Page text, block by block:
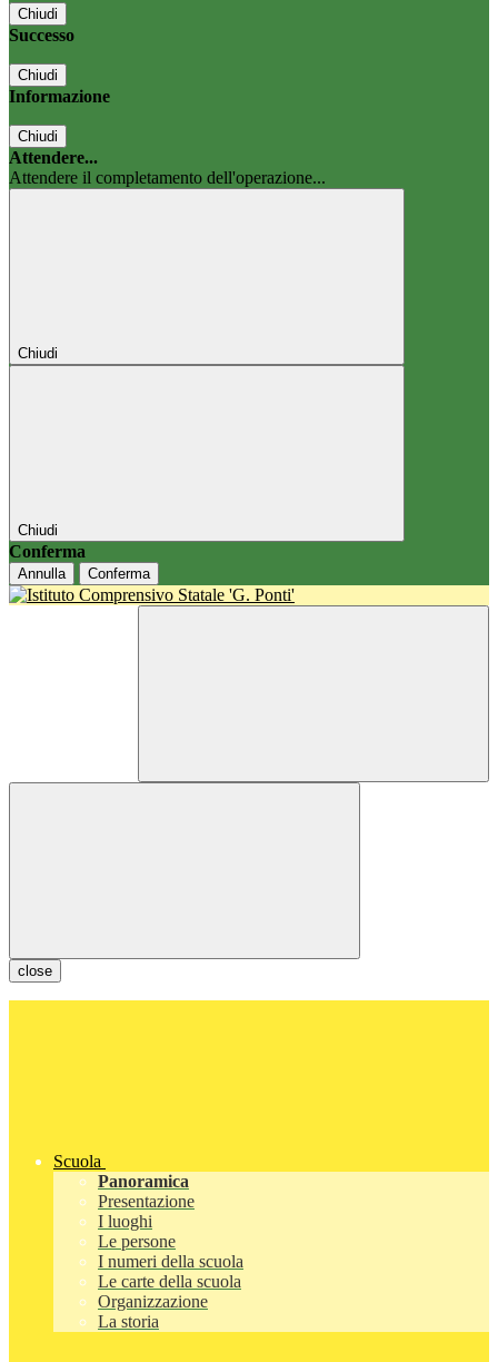
Chiudi
Successo
Chiudi
Informazione
Chiudi
Attendere...
Attendere il completamento dell'operazione...
Chiudi
Chiudi
Conferma
Annulla Conferma
close
Scuola
Panoramica
Presentazione
I luoghi
Le persone
I numeri della scuola
Le carte della scuola
Organizzazione
La storia